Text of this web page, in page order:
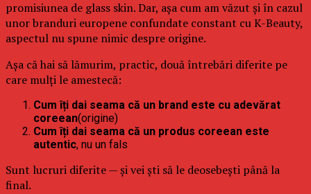
promisiunea de glass skin. Dar, așa cum am văzut și în cazul
unor branduri europene confundate constant cu K-Beauty,
aspectul nu spune nimic despre origine.
Așa că hai să lămurim, practic, două întrebări diferite pe
care mulți le amestecă:
Cum îți dai seama că un brand este cu adevărat
coreean(origine)
Cum îți dai seama că un produs coreean este
autentic, nu un fals
Sunt lucruri diferite — și vei ști să le deosebești până la
final.